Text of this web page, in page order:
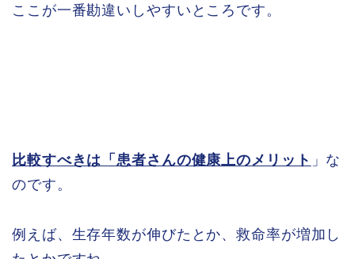
ここが一番勘違いしやすいところです。
比較すべきは「患者さんの健康上のメリット 」な
のです。
例えば、生存年数が伸びたとか、救命率が増加し